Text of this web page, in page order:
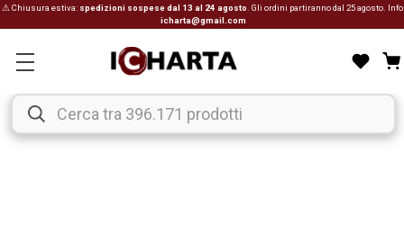
⚠ Chiusura estiva: spedizioni sospese dal 13 al 24 agosto . Gli ordini partiranno dal 25 agosto. Info:
icharta@gmail.com